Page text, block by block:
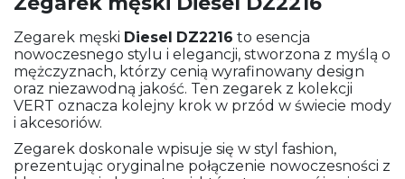
Zegarek męski Diesel DZ2216 to esencja
nowoczesnego stylu i elegancji, stworzona z myślą o
mężczyznach, którzy cenią wyrafinowany design
oraz niezawodną jakość. Ten zegarek z kolekcji
VERT oznacza kolejny krok w przód w świecie mody
i akcesoriów.
Zegarek doskonale wpisuje się w styl fashion,
prezentując oryginalne połączenie nowoczesności z